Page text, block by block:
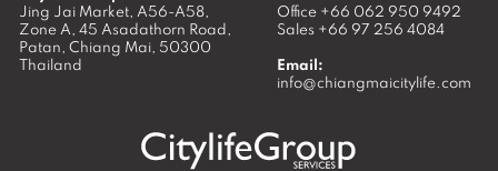
Jing Jai Market, A56-A58,
Zone A, 45 Asadathorn Road,
Patan, Chiang Mai, 50300
Thailand
Office +66 062 950 9492
Sales +66 97 256 4084
Email:
info@chiangmaicitylife.com